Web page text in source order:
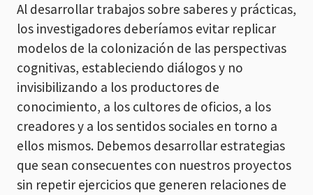
Al desarrollar trabajos sobre saberes y prácticas,
los investigadores deberíamos evitar replicar
modelos de la colonización de las perspectivas
cognitivas, estableciendo diálogos y no
invisibilizando a los productores de
conocimiento, a los cultores de oficios, a los
creadores y a los sentidos sociales en torno a
ellos mismos. Debemos desarrollar estrategias
que sean consecuentes con nuestros proyectos
sin repetir ejercicios que generen relaciones de